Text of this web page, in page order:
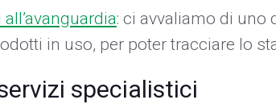
: ci avvaliamo di uno
in uso, per poter tracciare lo
specialistici